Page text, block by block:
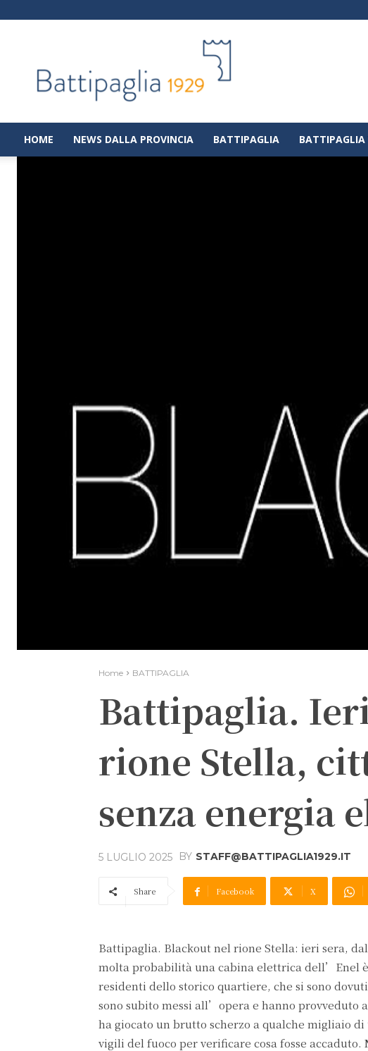
|
Notizie
dalla
città
di
HOME NEWS DALLA PROVINCIA BATTIPAGLIA BATTIPAGLIA
Home BATTIPAGLIA
Battipaglia.
rione Stella,
senza energia
5 LUGLIO 2025 BY STAFF@BATTIPAGLIA1929.IT
Share Facebook X
Battipaglia. Blackout nel rione Stella: ieri sera,
molta probabilità una cabina elettrica dell’Enel
residenti dello storico quartiere, che si sono
sono subito messi all’opera e hanno provveduto
ha giocato un brutto scherzo a qualche migliaio
vigili del fuoco per verificare cosa fosse